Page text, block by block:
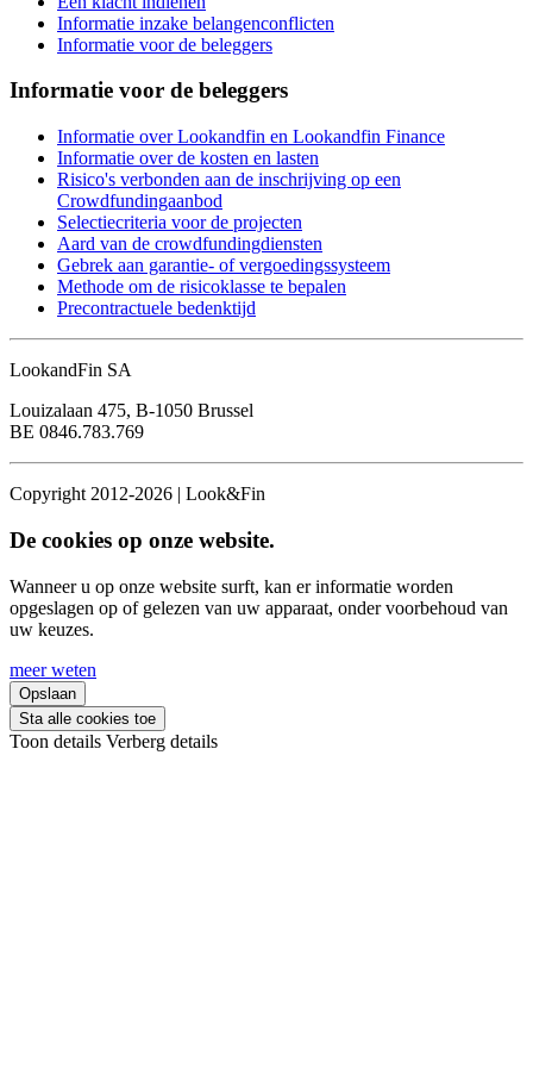
Informatie inzake belangenconflicten
Informatie voor de beleggers
Informatie voor de beleggers
Informatie over Lookandfin en Lookandfin Finance
Informatie over de kosten en lasten
Risico's verbonden aan de inschrijving op een
Crowdfundingaanbod
Selectiecriteria voor de projecten
Aard van de crowdfundingdiensten
Gebrek aan garantie- of vergoedingssysteem
Methode om de risicoklasse te bepalen
Precontractuele bedenktijd
LookandFin SA
Louizalaan 475, B-1050 Brussel
BE 0846.783.769
Copyright 2012-2026 | Look&Fin
De cookies op onze website.
Wanneer u op onze website surft, kan er informatie worden
opgeslagen op of gelezen van uw apparaat, onder voorbehoud van
uw keuzes.
meer weten
Opslaan
Sta alle cookies toe
Toon details Verberg details